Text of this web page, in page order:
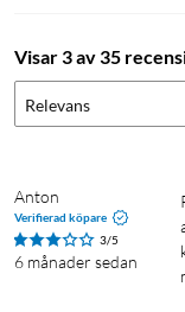
mjölkchoklad.
Input: AC 230 V
Effekt: 700 W
Kabellängd: 0,7 m
Mått: 10x13,5x29 cm
Visar 3 av 35
Relevans
Anton
Verifierad köpare
3/5
6 månader sedan
Resultatet